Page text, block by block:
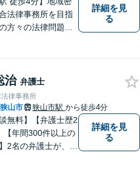
法律事務所を目指
方々の法律問題を
談ください。
詳細を見
る
治 弁護士
律事務所
狭山市 狭山市駅 から徒歩4分
無料】【弁護士歴2
【年間300件以上の
2名の弁護士が、さ
詳細を見
る